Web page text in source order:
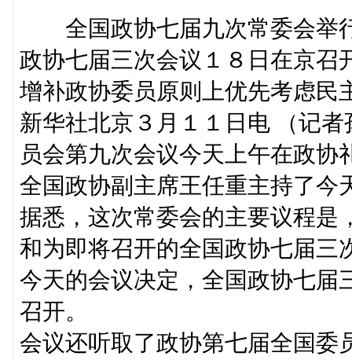
全国政协七届九次常委会举
政协七届三次会议１８日在京召
增补政协委员原则上优先考虑民
新华社北京３月１１日电 （记
员会第九次会议今天上午在政协
全国政协副主席王任重主持了今
据悉，这次常委会的主要议程是
和为即将召开的全国政协七届三
今天的会议决定，全国政协七届
召开。
会议还听取了政协第七届全国委